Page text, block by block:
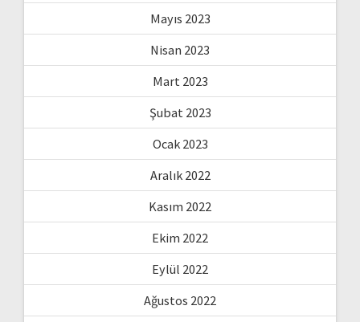
Mayıs 2023
Nisan 2023
Mart 2023
Şubat 2023
Ocak 2023
Aralık 2022
Kasım 2022
Ekim 2022
Eylül 2022
Ağustos 2022